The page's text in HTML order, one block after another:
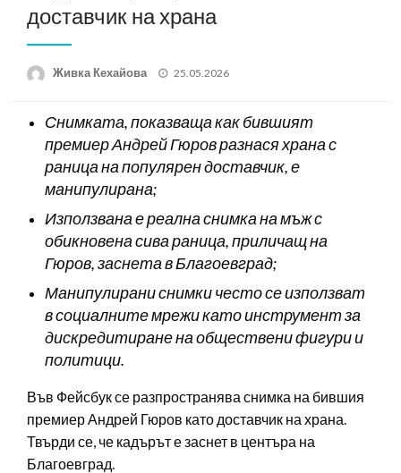
доставчик на храна
Живка Кехайова
Posted
25.05.2026
Снимката, показваща как бившият
премиер Андрей Гюров разнася храна с
раница на популярен доставчик, е
манипулирана;
Използвана е реална снимка на мъж с
обикновена сива раница, приличащ на
Гюров, заснета в Благоевград;
Манипулирани снимки често се използват
в социалните мрежи като инструмент за
дискредитиране на обществени фигури и
политици.
Във Фейсбук се разпространява снимка на бившия
премиер Андрей Гюров като доставчик на храна.
Твърди се, че кадърът е заснет в центъра на
Благоевград.